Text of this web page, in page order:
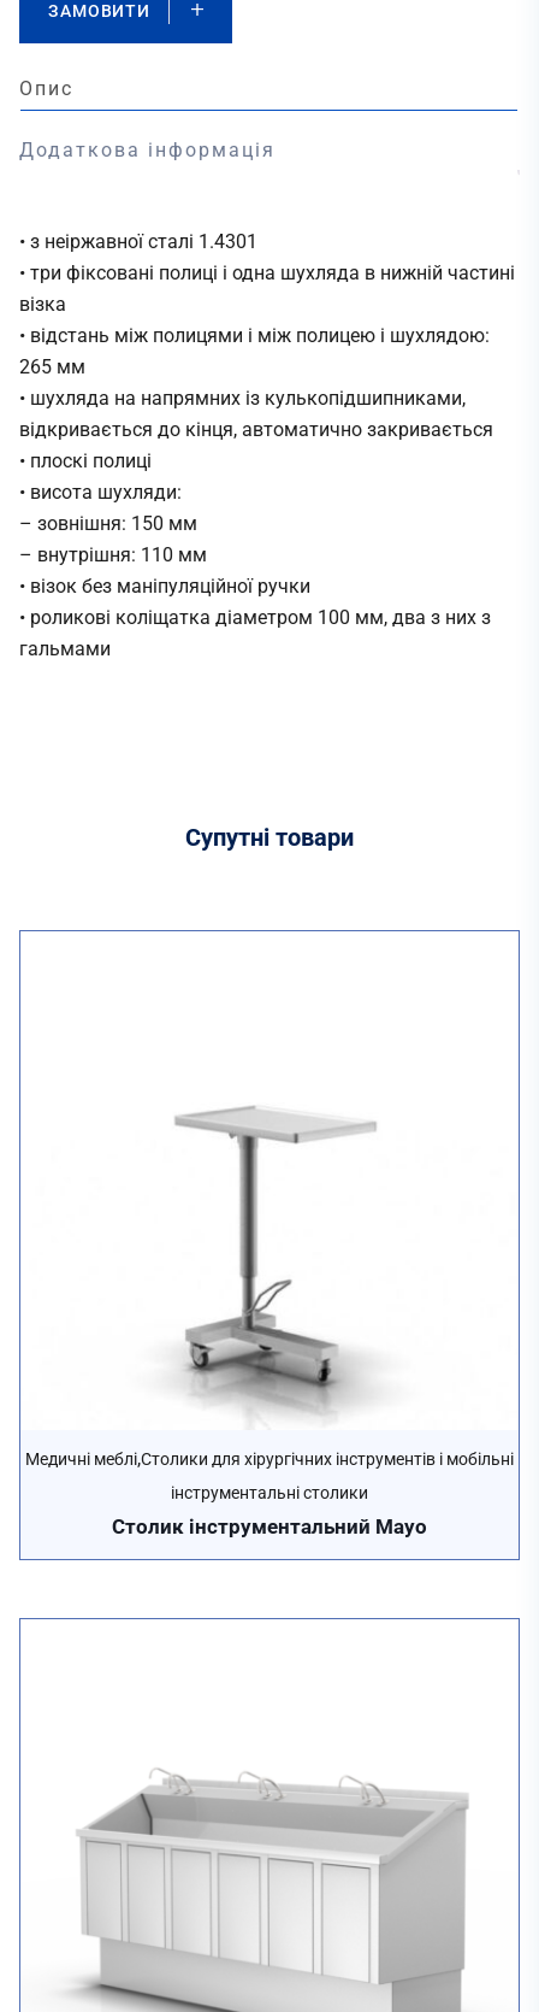
ЗАМОВИТИ
Опис
Додаткова інформація
• з неіржавної сталі 1.4301
• три фіксовані полиці і одна шухляда в нижній частині
візка
• відстань між полицями і між полицею і шухлядою:
265 мм
• шухляда на напрямних із кулькопідшипниками,
відкривається до кінця, автоматично закривається
• плоскі полиці
• висота шухляди:
– зовнішня: 150 мм
– внутрішня: 110 мм
• візок без маніпуляційної ручки
• роликові коліщатка діаметром 100 мм, два з них з
гальмами
Супутні товари
Медичні меблі,Столики для хірургічних інструментів і мобільні
інструментальні столики
Столик інструментальний Mayo